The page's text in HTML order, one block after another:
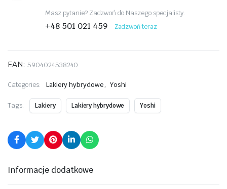
Masz pytanie? Zadzwoń do Naszego specjalisty.
+48 501 021 459 Zadzwoń teraz
EAN: 5904024538240
Categories: Lakiery hybrydowe, Yoshi
Tags: Lakiery Lakiery hybrydowe Yoshi
Informacje dodatkowe